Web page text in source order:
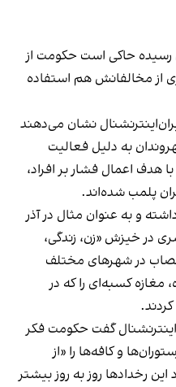
رسیده حاکی است حکومت از
از مخالفانش هم استفاده
نشان می‌دهند
به دلیل فعالیت
هدف اعمال فشار بر افراد،
پلمب شده‌اند.
و به عنوان مثال در آذر
در خیزش «زن، زندگی،
در شهرهای مختلف
مغازه کسبه‌ای را که در
گفت حکومت فکر
و کافه‌ها را «از
این رخدادها روز به روز بیشتر